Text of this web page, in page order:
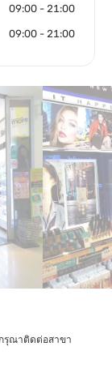
09:00 - 21:00
09:00 - 21:00
รุณาติดต่อสาขา